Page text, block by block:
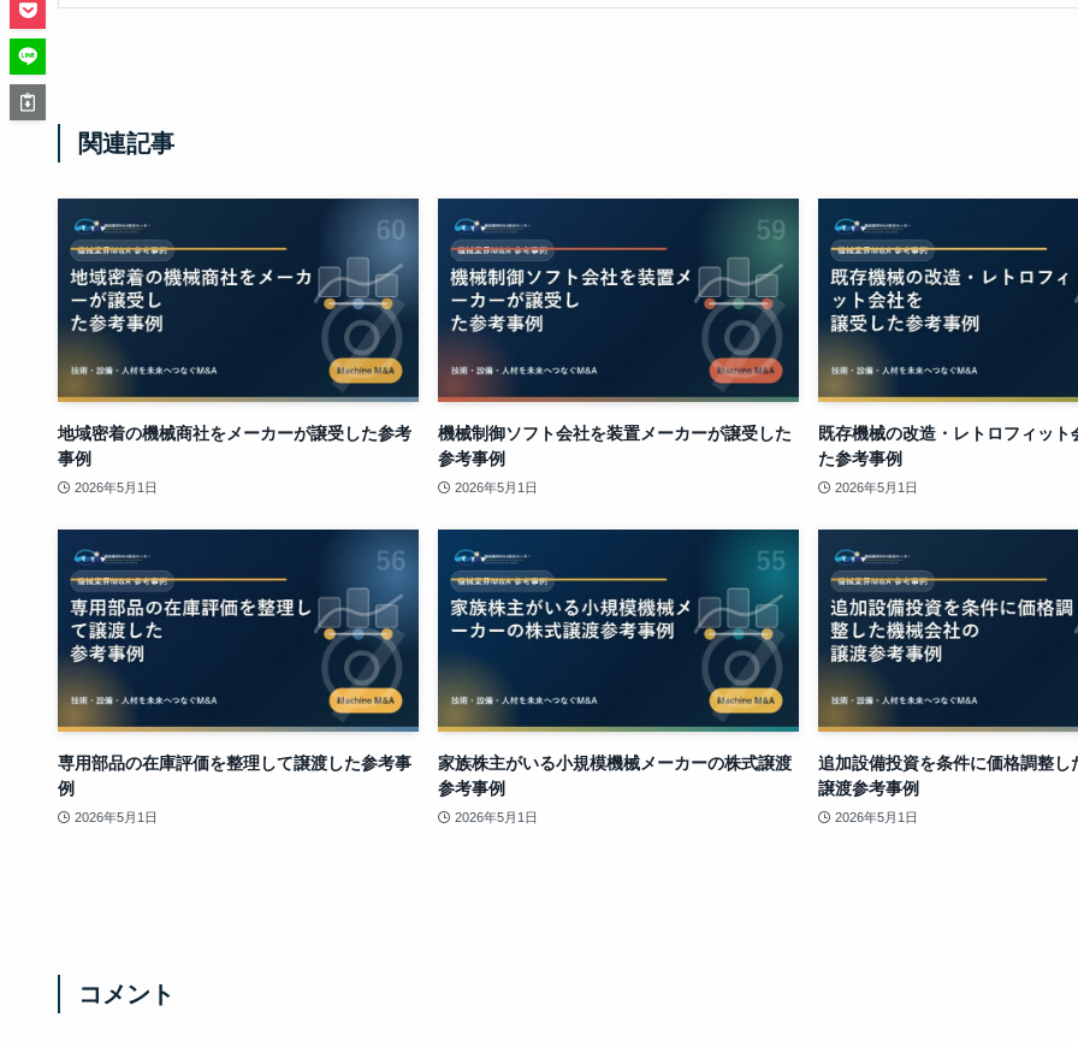
関連記事
地域密着の機械商社をメーカーが譲受した参考
事例
2026年5月1日
機械制御ソフト会社を装置メーカーが譲受した
参考事例
2026年5月1日
既存機械の改造・レトロフィット
た参考事例
2026年5月1日
専用部品の在庫評価を整理して譲渡した参考事
例
2026年5月1日
家族株主がいる小規模機械メーカーの株式譲渡
参考事例
2026年5月1日
追加設備投資を条件に価格調整し
譲渡参考事例
2026年5月1日
コメント